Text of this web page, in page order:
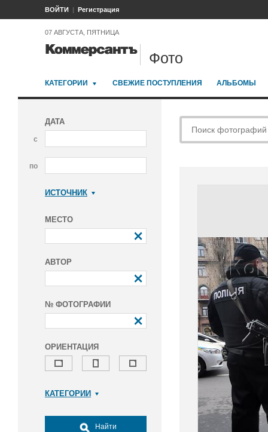
ВОЙТИ Регистрация
07 АВГУСТА, ПЯТНИЦА
Фото
КАТЕГОРИИ СВЕЖИЕ ПОСТУПЛЕНИЯ АЛЬБОМЫ
ДАТА
с
по
ИСТОЧНИК
МЕСТО
АВТОР
№ ФОТОГРАФИИ
ОРИЕНТАЦИЯ
КАТЕГОРИИ
Досуг, туризм и отдых
Найти